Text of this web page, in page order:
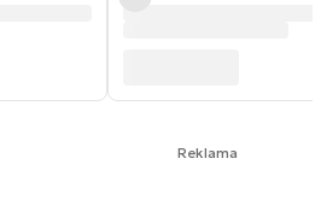
Reklama